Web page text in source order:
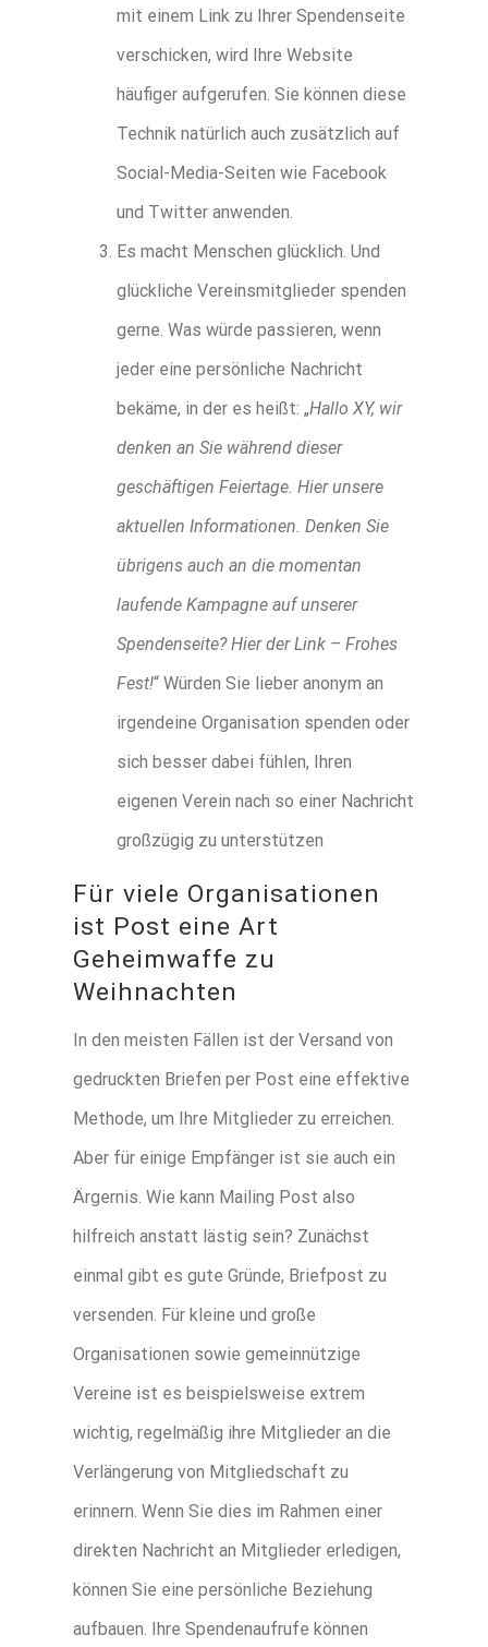
mit einem Link zu Ihrer Spendenseite
verschicken, wird Ihre Website
häufiger aufgerufen. Sie können diese
Technik natürlich auch zusätzlich auf
Social-Media-Seiten wie Facebook
und Twitter anwenden.
Es macht Menschen glücklich. Und
glückliche Vereinsmitglieder spenden
gerne. Was würde passieren, wenn
jeder eine persönliche Nachricht
bekäme, in der es heißt: „Hallo XY, wir
denken an Sie während dieser
geschäftigen Feiertage. Hier unsere
aktuellen Informationen. Denken Sie
übrigens auch an die momentan
laufende Kampagne auf unserer
Spendenseite? Hier der Link – Frohes
Fest!“ Würden Sie lieber anonym an
irgendeine Organisation spenden oder
sich besser dabei fühlen, Ihren
eigenen Verein nach so einer Nachricht
großzügig zu unterstützen
Für viele Organisationen
ist Post eine Art
Geheimwaffe zu
Weihnachten
In den meisten Fällen ist der Versand von
gedruckten Briefen per Post eine effektive
Methode, um Ihre Mitglieder zu erreichen.
Aber für einige Empfänger ist sie auch ein
Ärgernis. Wie kann Mailing Post also
hilfreich anstatt lästig sein? Zunächst
einmal gibt es gute Gründe, Briefpost zu
versenden. Für kleine und große
Organisationen sowie gemeinnützige
Vereine ist es beispielsweise extrem
wichtig, regelmäßig ihre Mitglieder an die
Verlängerung von Mitgliedschaft zu
erinnern. Wenn Sie dies im Rahmen einer
direkten Nachricht an Mitglieder erledigen,
können Sie eine persönliche Beziehung
aufbauen. Ihre Spendenaufrufe können